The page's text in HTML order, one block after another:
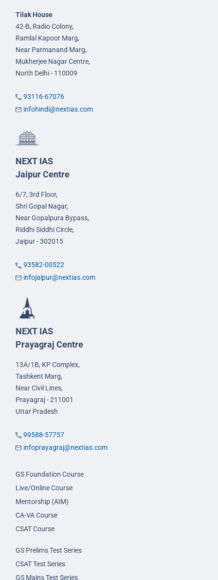
Tilak House
42-B, Radio Colony,
Ramlal Kapoor Marg,
Near Parmanand Marg,
Mukherjee Nagar Centre,
North Delhi - 110009
93116-67076
infohindi@nextias.com
NEXT IAS
Jaipur Centre
6/7, 3rd Floor,
Shri Gopal Nagar,
Near Gopalpura Bypass,
Riddhi Siddhi Circle,
Jaipur - 302015
93582-00522
infojaipur@nextias.com
NEXT IAS
Prayagraj Centre
13A/1B, KP Complex,
Tashkent Marg,
Near Civil Lines,
Prayagraj - 211001
Uttar Pradesh
99588-57757
infoprayagraj@nextias.com
GS Foundation Course
Live/Online Course
Mentorship (AIM)
CA-VA Course
CSAT Course
GS Prelims Test Series
CSAT Test Series
GS Mains Test Series